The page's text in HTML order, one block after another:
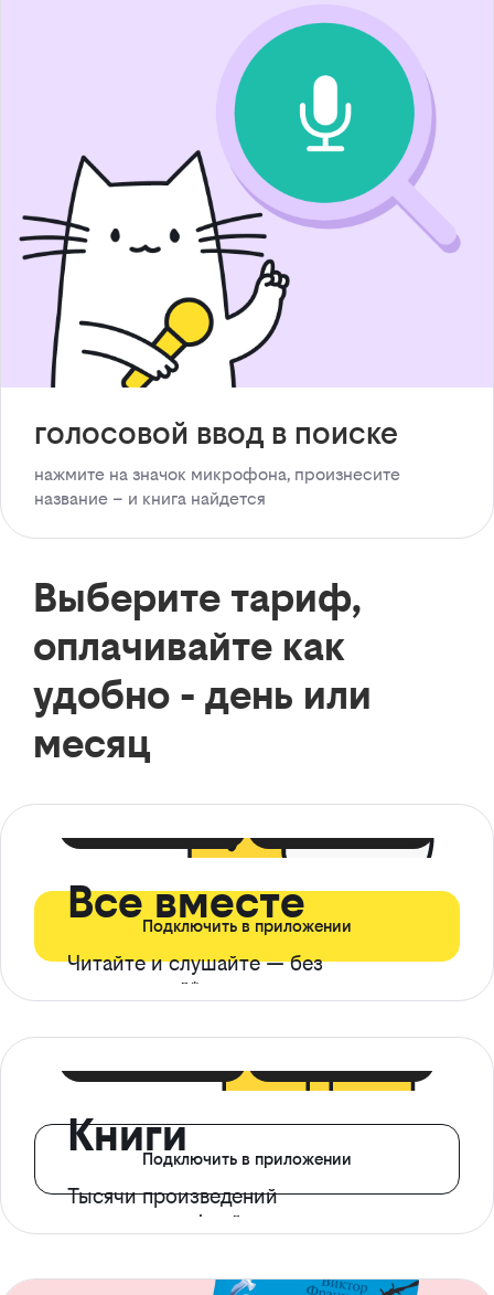
голосовой ввод в поиске
нажмите на значок микрофона, произнесите
название – и книга найдется
Выберите тариф,
оплачивайте как
удобно - день или
месяц
Все вместе
Читайте и слушайте — без
ограничений*
Подключить в приложении
Книги
Тысячи произведений
с доступом офлайн
Подключить в приложении